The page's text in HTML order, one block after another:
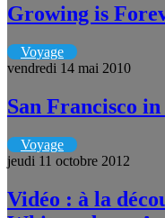
Growing is
Voyage
vendredi 14 mai 2010
San Francisco
Voyage
jeudi 11 octobre 2012
Vidéo : à la